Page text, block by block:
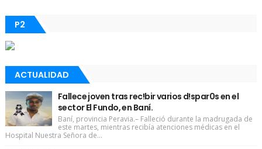
P2
ACTUALIDAD
Fallece joven tras rec!bir varios d!spar0s en el
sector El Fundo, en Baní.
Baní, provincia Peravia.– Falleció durante la madrugada de
este martes, mientras recibía atenciones médicas en el
Hospital Nuestra Señora de...